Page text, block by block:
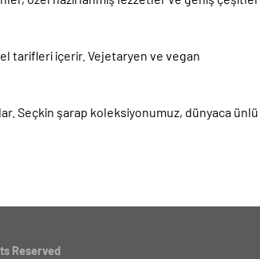
tarifleri içerir. Vejetaryen ve vegan
Seçkin şarap koleksiyonumuz, dünyaca ünlü
Reserved